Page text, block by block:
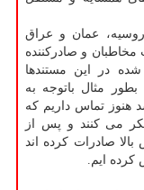
روسیه، عمان و عراق
مخاطبان و صادركننده
در این مستندها
مثال باتوجه به
هنوز تماس داریم كه
می كنند و پس از
صادرات كرده اند
كرده ایم.